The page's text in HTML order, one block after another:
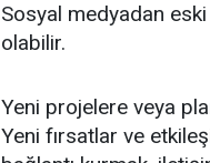
Sosyal medyadan
olabilir.
Yeni projelere veya
Yeni fırsatlar ve